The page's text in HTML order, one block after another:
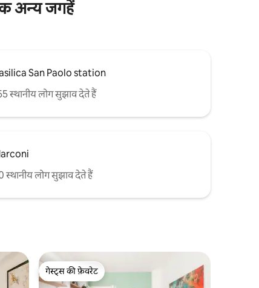
अन्य जगहें
San Paolo station
स्थानीय लोग सुझाव देते हैं
स्थानीय लोग सुझाव देते हैं
गेस्ट्स की फ़ेवरेट
गेस्ट्स की फ़ेवरेट